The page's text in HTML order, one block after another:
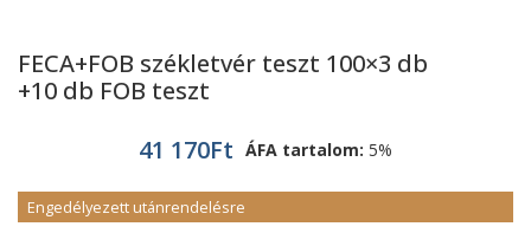
FECA+FOB székletvér teszt 100×3 db
+10 db FOB teszt
41 170Ft ÁFA tartalom: 5%
Engedélyezett utánrendelésre